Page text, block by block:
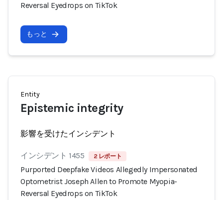
Reversal Eyedrops on TikTok
もっと
Entity
Epistemic integrity
影響を受けたインシデント
インシデント 1455 2 レポート
Purported Deepfake Videos Allegedly Impersonated
Optometrist Joseph Allen to Promote Myopia-
Reversal Eyedrops on TikTok